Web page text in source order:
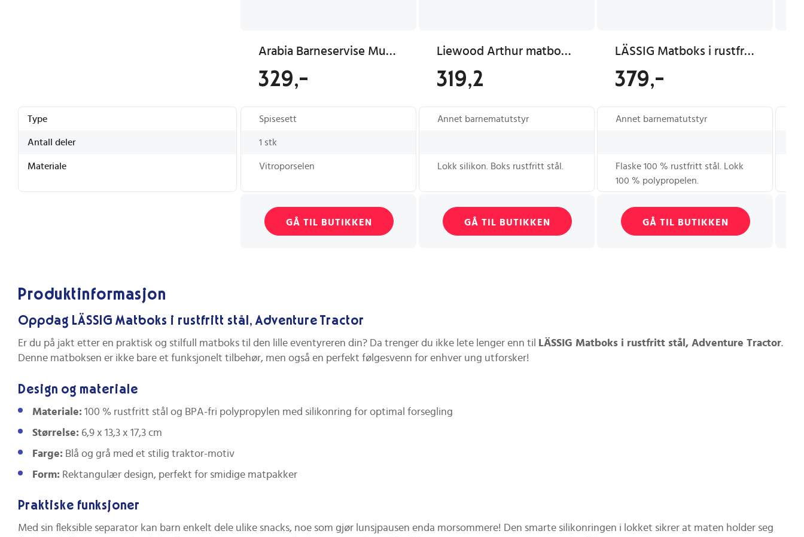
Arabia Barneservise Mummi Lille My
329,-
Liewood Arthur matboks Universe/Classic navy
319,2
LÄSSIG Matboks i rustfritt stål, Adventure Tractor
379,-
Type Spisesett Annet barnematutstyr Annet barnematutstyr
Antall deler 1 stk
Materiale Vitroporselen Lokk silikon. Boks rustfritt stål.
Flaske 100 % rustfritt stål. Lokk
100 % polypropelen.
GÅ TIL BUTIKKEN GÅ TIL BUTIKKEN GÅ TIL BUTIKKEN
Produktinformasjon
Oppdag LÄSSIG Matboks i rustfritt stål, Adventure Tractor
Er du på jakt etter en praktisk og stilfull matboks til den lille eventyreren din? Da trenger du ikke lete lenger enn til LÄSSIG Matboks i rustfritt stål, Adventure Tractor.
Denne matboksen er ikke bare et funksjonelt tilbehør, men også en perfekt følgesvenn for enhver ung utforsker!
Design og materiale
Materiale: 100 % rustfritt stål og BPA-fri polypropylen med silikonring for optimal forsegling
Størrelse: 6,9 x 13,3 x 17,3 cm
Farge: Blå og grå med et stilig traktor-motiv
Form: Rektangulær design, perfekt for smidige matpakker
Praktiske funksjoner
Med sin fleksible separator kan barn enkelt dele ulike snacks, noe som gjør lunsjpausen enda morsommere! Den smarte silikonringen i lokket sikrer at maten holder seg